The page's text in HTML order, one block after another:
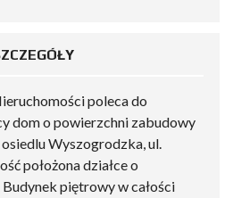
poleca do
dom o powierzchni zabudowy
Wyszogrodzka, ul.
położona działce o
piętrowy w całości